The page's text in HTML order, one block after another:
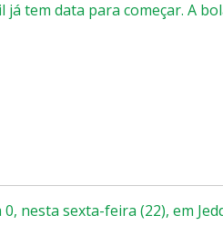
tem data para começar. A
nesta sexta-feira (22), em